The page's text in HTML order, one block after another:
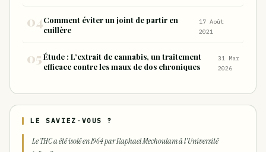
Comment éviter un joint de partir en
cuillère
17 Août
2021
Étude : L’extrait de cannabis, un traitement
efficace contre les maux de dos chroniques
31 Mar
2026
LE SAVIEZ-VOUS ?
Le THC a été isolé en 1964 par Raphael Mechoulam à l'Université